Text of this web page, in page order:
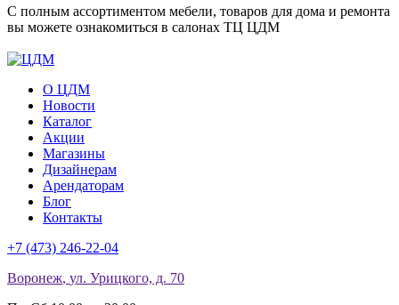
С полным ассортиментом мебели, товаров для дома и ремонта
вы можете ознакомиться в салонах ТЦ ЦДМ
О ЦДМ
Новости
Каталог
Акции
Магазины
Дизайнерам
Арендаторам
Блог
Контакты
+7 (473) 246-22-04
Воронеж, ул. Урицкого, д. 70